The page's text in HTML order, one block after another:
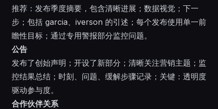
推荐：发布季度摘要，包含清晰进展；数据视觉；下一
步；包括 garcia、iverson 的引述；每个发布使用单一前
瞻性目标；通过专用警报部分监控问题。
公告
发布了创始声明；开设了新部分；清晰关注营销主题；监
控结果总结；时刻、问题、缓解步骤记录；关键：透明度
驱动参与度。
合作伙伴关系